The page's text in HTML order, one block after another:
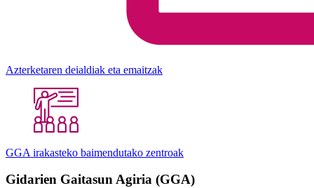
Azterketaren deialdiak eta emaitzak
GGA irakasteko baimendutako zentroak
Gidarien Gaitasun Agiria (GGA)